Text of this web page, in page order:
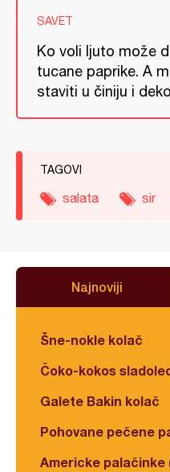
SAVET
Ko voli ljuto može
tucane paprike. A
staviti u činiju i
TAGOVI
salata sir
Najnoviji
Šne-nokle kolač
Čoko-kokos
Galete Bakin kolač
Pohovane pečene
Americke palačinke